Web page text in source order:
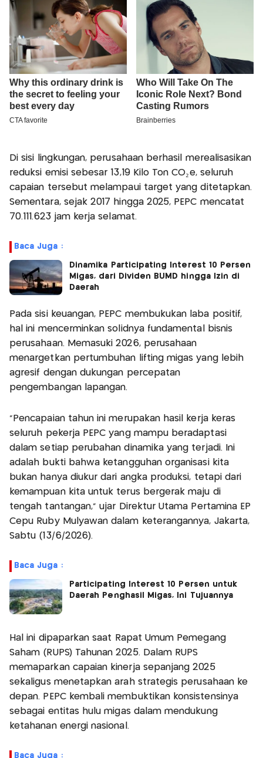
Di sisi lingkungan, perusahaan berhasil merealisasikan
reduksi emisi sebesar 13,19 Kilo Ton CO₂e, seluruh
capaian tersebut melampaui target yang ditetapkan.
Sementara, sejak 2017 hingga 2025, PEPC mencatat
70.111.623 jam kerja selamat.
Baca Juga :
Dinamika Participating Interest 10 Persen
Migas, dari Dividen BUMD hingga Izin di
Daerah
Pada sisi keuangan, PEPC membukukan laba positif,
hal ini mencerminkan solidnya fundamental bisnis
perusahaan. Memasuki 2026, perusahaan
menargetkan pertumbuhan lifting migas yang lebih
agresif dengan dukungan percepatan
pengembangan lapangan.
"Pencapaian tahun ini merupakan hasil kerja keras
seluruh pekerja PEPC yang mampu beradaptasi
dalam setiap perubahan dinamika yang terjadi. Ini
adalah bukti bahwa ketangguhan organisasi kita
bukan hanya diukur dari angka produksi, tetapi dari
kemampuan kita untuk terus bergerak maju di
tengah tantangan," ujar Direktur Utama Pertamina EP
Cepu Ruby Mulyawan dalam keterangannya, Jakarta,
Sabtu (13/6/2026).
Baca Juga :
Participating Interest 10 Persen untuk
Daerah Penghasil Migas, Ini Tujuannya
Hal ini dipaparkan saat Rapat Umum Pemegang
Saham (RUPS) Tahunan 2025. Dalam RUPS
memaparkan capaian kinerja sepanjang 2025
sekaligus menetapkan arah strategis perusahaan ke
depan. PEPC kembali membuktikan konsistensinya
sebagai entitas hulu migas dalam mendukung
ketahanan energi nasional.
Baca Juga :